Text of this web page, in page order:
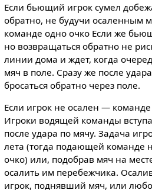
Если бьющий игрок сумел
обратно, не будучи осаленным
команде одно очко Если же
но возвращаться обратно не
линии дома и ждет, когда
мяч в поле. Сразу же после
бросаться обратно через поле.
Если игрок не осален — команде
Игроки водящей команды
после удара по мячу. Задача
лета (тогда подающей команде
очко) или, подобрав мяч на
осалить им перебежчика.
игрок, поднявший мяч, или